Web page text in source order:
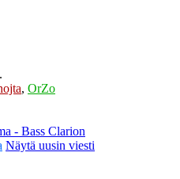
, OrZo
- Bass Clarion
Näytä uusin viesti